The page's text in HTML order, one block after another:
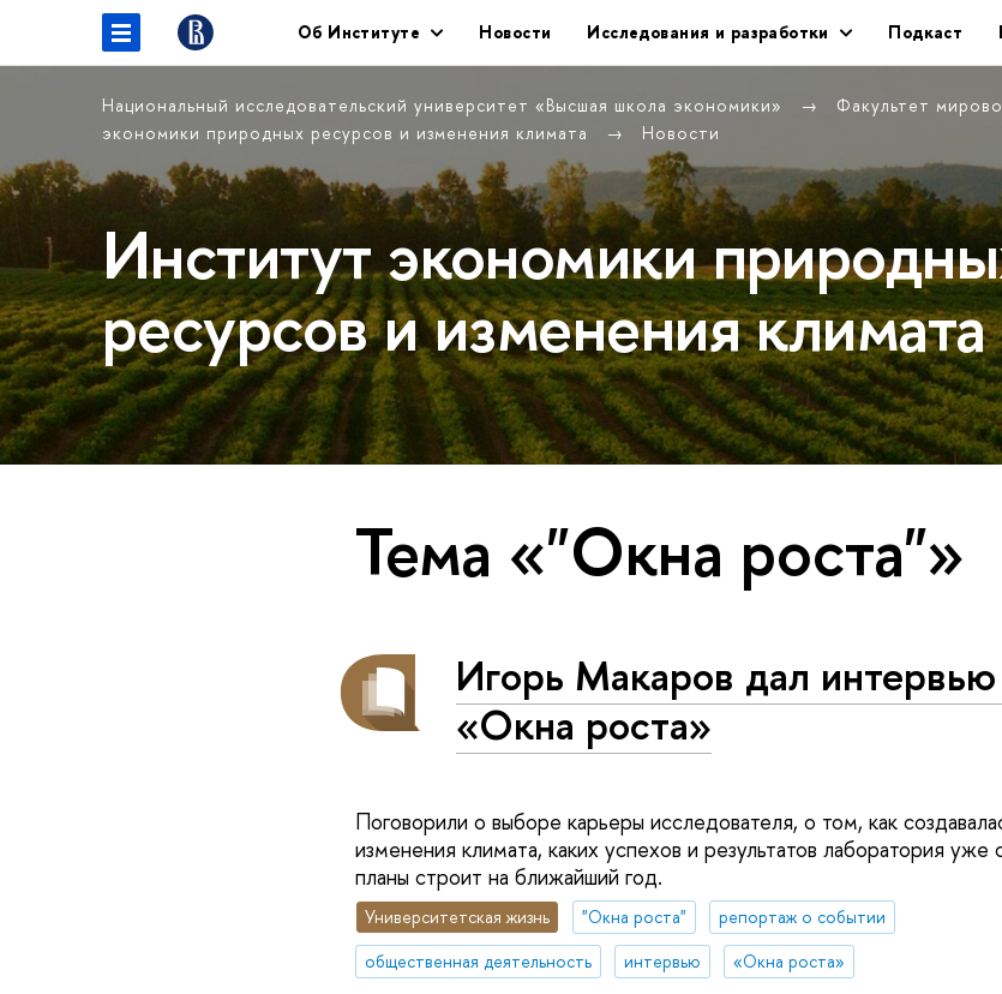
Об Институте Новости Исследования и разработки Подкаст
Национальный исследовательский университет «Высшая школа экономики» Факультет
экономики природных ресурсов и изменения климата
Новости
Институт экономики
ресурсов и изменения климата
Тема «"Окна роста"»
Игорь Макаров дал
«Окна роста»
Поговорили о выборе карьеры исследователя, о том, как
изменения климата, каких успехов и результатов лаборатория уже
планы строит на ближайший год.
Университетская жизнь "Окна роста"
репортаж о событии
общественная деятельность
интервью «Окна роста»